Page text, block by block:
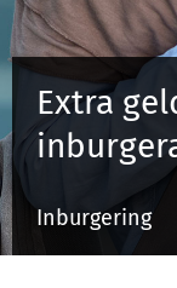
Juridisch advies
Inloggen op de
Extra
Inburgering